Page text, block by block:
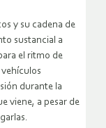
y su cadena de
sustancial a
el ritmo de
durante la
viene, a pesar de